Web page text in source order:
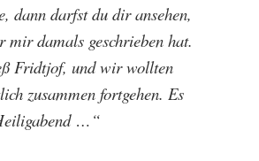
dann darfst du dir ansehen,
mir damals geschrieben hat.
Fridtjof, und wir wollten
zusammen fortgehen. Es
…“